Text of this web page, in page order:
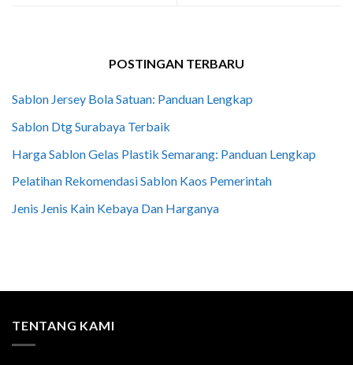
POSTINGAN TERBARU
Sablon Jersey Bola Satuan: Panduan Lengkap
Sablon Dtg Surabaya Terbaik
Harga Sablon Gelas Plastik Semarang: Panduan Lengkap
Pelatihan Rekomendasi Sablon Kaos Pemerintah
Jenis Jenis Kain Kebaya Dan Harganya
TENTANG KAMI